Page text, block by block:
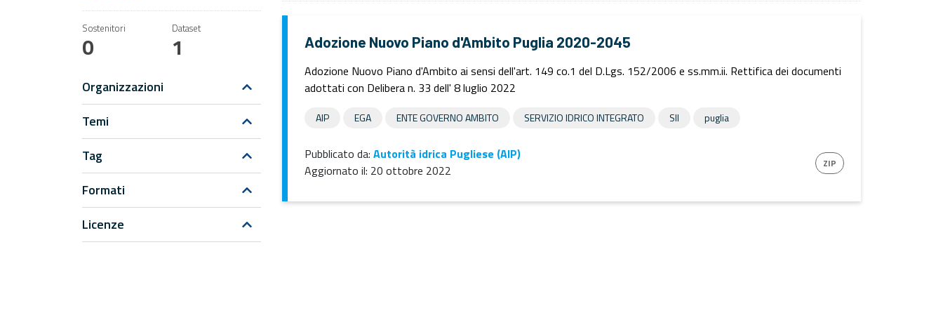
Sostenitori
0
Dataset
1
Organizzazioni
Temi
Tag
Formati
Licenze
Adozione Nuovo Piano d'Ambito Puglia 2020-2045
Adozione Nuovo Piano d'Ambito ai sensi dell'art. 149 co.1 del D.Lgs. 152/2006 e ss.mm.ii. Rettifica dei documenti
adottati con Delibera n. 33 dell' 8 luglio 2022
AIP EGA ENTE GOVERNO AMBITO SERVIZIO IDRICO INTEGRATO SII puglia
Pubblicato da: Autorità idrica Pugliese (AIP)
Aggiornato il: 20 ottobre 2022 ZIP